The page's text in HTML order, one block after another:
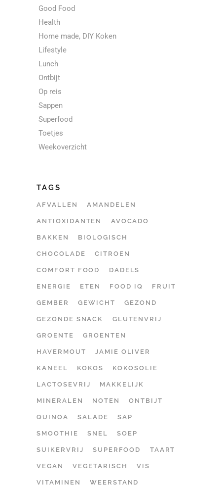
Good Food
Health
Home made, DIY Koken
Lifestyle
Lunch
Ontbijt
Op reis
Sappen
Superfood
Toetjes
Weekoverzicht
TAGS
AFVALLEN AMANDELEN
ANTIOXIDANTEN AVOCADO
BAKKEN BIOLOGISCH
CHOCOLADE CITROEN
COMFORT FOOD DADELS
ENERGIE ETEN FOOD IQ FRUIT
GEMBER GEWICHT GEZOND
GEZONDE SNACK GLUTENVRIJ
GROENTE GROENTEN
HAVERMOUT JAMIE OLIVER
KANEEL KOKOS KOKOSOLIE
LACTOSEVRIJ MAKKELIJK
MINERALEN NOTEN ONTBIJT
QUINOA SALADE SAP
SMOOTHIE SNEL SOEP
SUIKERVRIJ SUPERFOOD TAART
VEGAN VEGETARISCH VIS
VITAMINEN WEERSTAND